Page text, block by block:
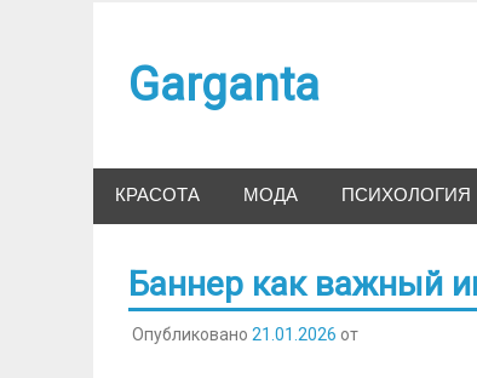
Garganta
КРАСОТА МОДА ПСИХОЛОГИЯ
Баннер как важный
Опубликовано 21.01.2026 от